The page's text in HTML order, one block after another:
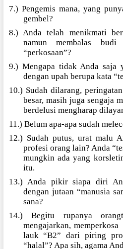
7.) Pengemis mana, yang
gembel?
8.) Anda telah menikmati
namun membalas budi
“perkosaan”?
9.) Mengapa tidak Anda saja
dengan upah berupa kata
10.) Sudah dilarang,
besar, masih juga sengaja
berdelusi mengharap
11.) Belum apa-apa sudah
12.) Sudah putus, urat malu
profesi orang lain? Anda
mungkin ada yang
itu.
13.) Anda pikir siapa diri
dengan jutaan “manusia
sana?
14.) Begitu rupanya
mengajarkan, memperkosa
lauk “B2” dari piring
“halal”? Apa sih, agama